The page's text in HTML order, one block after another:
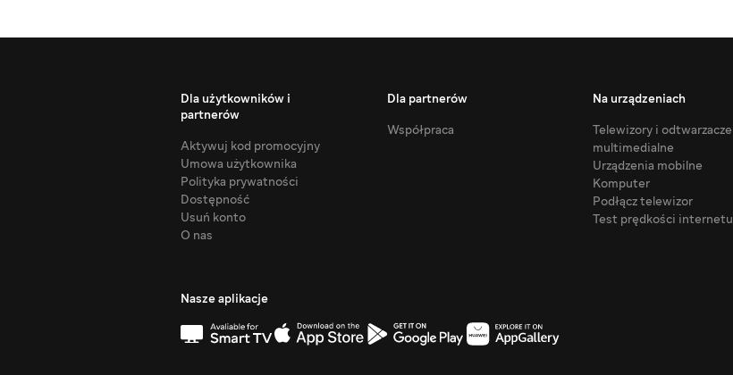
Dla użytkowników i
partnerów
Aktywuj kod promocyjny
Umowa użytkownika
Polityka prywatności
Dostępność
Usuń konto
O nas
Dla partnerów
Współpraca
Na urządzeniach
Telewizory i odtwarzacze
multimedialne
Urządzenia mobilne
Komputer
Podłącz telewizor
Test prędkości internetu
Nasze aplikacje